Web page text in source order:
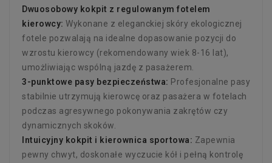
Dwuosobowy kokpit z regulowanym fotelem
kierowcy: Wykonane z eleganckiej skóry ekologicznej
fotele pozwalają na idealne dopasowanie pozycji do
wzrostu kierowcy (rekomendowany wiek 8-16 lat),
umożliwiając wspólną jazdę z pasażerem.
3-punktowe pasy bezpieczeństwa: Profesjonalne pasy
stabilnie utrzymują kierowcę oraz pasażera w fotelach
podczas agresywnego pokonywania zakrętów czy
dynamicznych skoków.
Intuicyjny kokpit i kierownica sportowa: Zapewnia
pewny chwyt, doskonałe wyczucie kół i pełną kontrolę